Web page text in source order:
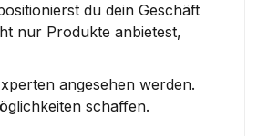
du dein Geschäft
nur Produkte anbietest,
angesehen werden.
schaffen.